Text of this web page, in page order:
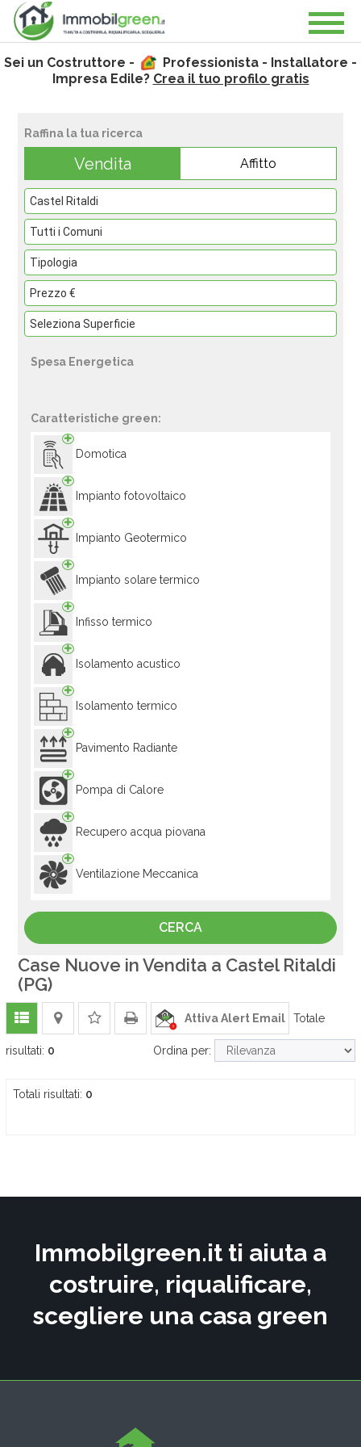
Sei un Costruttore -
Professionista - Installatore -
Impresa Edile? Crea il tuo profilo gratis
Raffina la tua ricerca
Vendita Affitto
Spesa Energetica
Caratteristiche green:
Domotica
Impianto fotovoltaico
Impianto Geotermico
Impianto solare termico
Infisso termico
Isolamento acustico
Isolamento termico
Pavimento Radiante
Pompa di Calore
Recupero acqua piovana
Ventilazione Meccanica
Case Nuove in Vendita a Castel Ritaldi
(PG)
Attiva Alert Email Totale
risultati: 0 Ordina per:
Totali risultati: 0
Immobilgreen.it ti aiuta a
costruire, riqualificare,
scegliere una casa green